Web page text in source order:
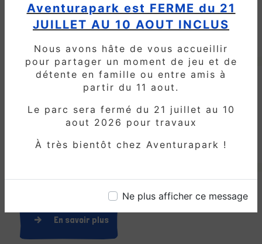
Aventurapark est FERME du 21
JUILLET AU 10 AOUT INCLUS
Nous avons hâte de vous accueillir
pour partager un moment de jeu et de
détente en famille ou entre amis à
partir du 11 aout.
Le parc sera fermé du 21 juillet au 10
aout 2026 pour travaux
À très bientôt chez Aventurapark !
Ne plus afficher ce message
Que vous habitiez à Crépy-en-Valois ou
l'endroit idéal pour organiser
l'anniversaire de votre enfant. Avec
notre vaste gamme d'activités, nos
installations sécurisées et notre service
expérience de fête inoubliable pour
tous. Alors pourquoi attendre ?
Contactez-nous dès aujourd'hui pour
réserver votre fête d'anniversaire et
En savoir plus